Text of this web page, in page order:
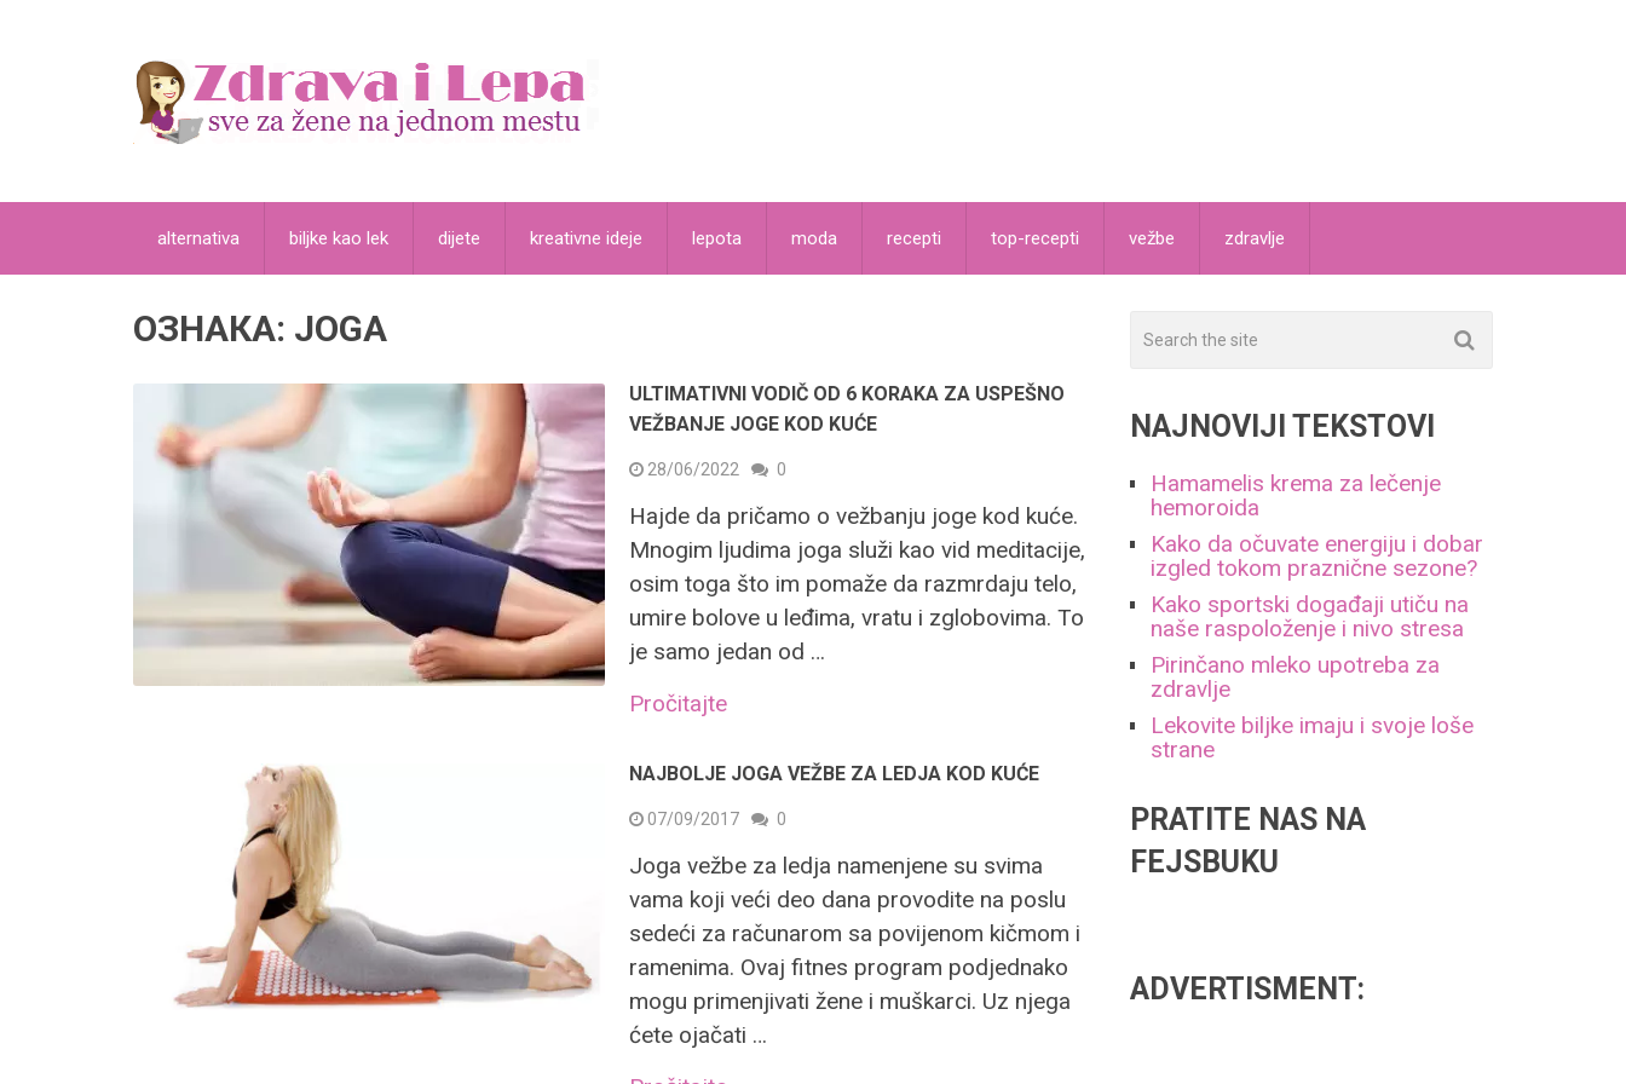
alternativa biljke kao lek dijete kreativne ideje lepota moda recepti top-recepti vežbe zdravlje
ОЗНАКА: JOGA
ULTIMATIVNI VODIČ OD 6 KORAKA ZA USPEŠNO
VEŽBANJE JOGE KOD KUĆE
28/06/2022 0
Hajde da pričamo o vežbanju joge kod kuće.
Mnogim ljudima joga služi kao vid meditacije,
osim toga što im pomaže da razmrdaju telo,
umire bolove u leđima, vratu i zglobovima. To
je samo jedan od …
Pročitajte
NAJBOLJE JOGA VEŽBE ZA LEDJA KOD KUĆE
07/09/2017 0
Joga vežbe za ledja namenjene su svima
vama koji veći deo dana provodite na poslu
sedeći za računarom sa povijenom kičmom i
ramenima. Ovaj fitnes program podjednako
mogu primenjivati žene i muškarci. Uz njega
ćete ojačati …
NAJNOVIJI TEKSTOVI
Hamamelis krema za lečenje
hemoroida
Kako da očuvate energiju i dobar
izgled tokom praznične sezone?
Kako sportski događaji utiču na
naše raspoloženje i nivo stresa
Pirinčano mleko upotreba za
zdravlje
Lekovite biljke imaju i svoje loše
strane
PRATITE NAS NA
FEJSBUKU
ADVERTISMENT: